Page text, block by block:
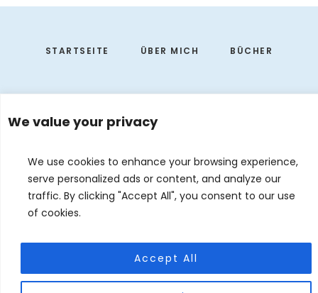
We value your privacy
We use cookies to enhance your browsing experience,
serve personalized ads or content, and analyze our
traffic. By clicking "Accept All", you consent to our use
of cookies.
Accept All
STARTSEITE ÜBER MICH BÜCHER
EVENTS KONTAKT DE EN
© 2026 Judith Forgoston · Website bySilver Rockets